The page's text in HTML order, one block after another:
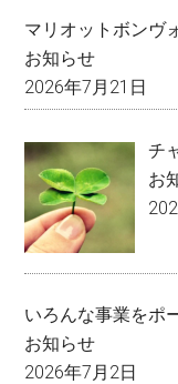
マリオットボンヴ
お知らせ
2026年7月21日
チ
お
いろんな事業をポ
お知らせ
2026年7月2日